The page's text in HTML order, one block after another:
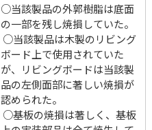
○当該製品の外郭樹脂は底面
の一部を残し焼損していた。
ボード上で使用されていた
が、リビングボードは当該製
品の左側面部に著しい焼損が
認められた。